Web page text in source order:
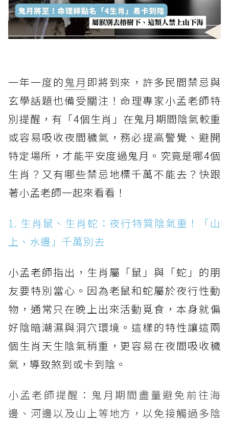
一年一度的鬼月 即將到來，許多民間禁忌與
玄學話題也備受關注！命理專家小孟老師特
別提醒，有「4個生肖」在鬼月期間陰氣較重
或容易吸收夜間穢氣，務必提高警覺、避開
特定場所，才能平安度過鬼月。究竟是哪4個
生肖？又有哪些禁忌地標千萬不能去？快跟
著小孟老師一起來看看！
1. 生肖鼠、生肖蛇：夜行特質陰氣重！「山
上、水邊」千萬別去
小孟老師指出，生肖屬「鼠」與「蛇」的朋
友要特別當心。因為老鼠和蛇屬於夜行性動
物，通常只在晚上出來活動覓食，本身就偏
好陰暗潮濕與洞穴環境。這樣的特性讓這兩
個生肖天生陰氣稍重，更容易在夜間吸收穢
氣，導致煞到或卡到陰。
小孟老師提醒：鬼月期間盡量避免前往海
邊、河邊以及山上等地方，以免接觸過多陰